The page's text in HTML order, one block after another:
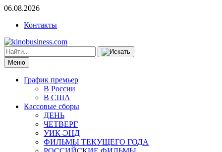
06.08.2026
Контакты
Меню
График премьер
В России
В США
Кассовые сборы
ДЕНЬ
ЧЕТВЕРГ
УИК-ЭНД
ФИЛЬМЫ ТЕКУЩЕГО ГОДА